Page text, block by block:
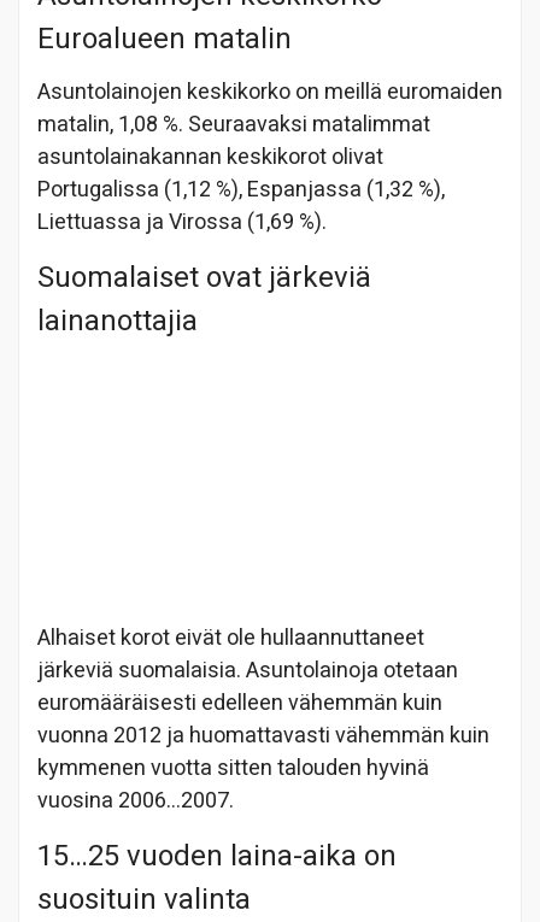
Euroalueen matalin
Asuntolainojen keskikorko on meillä euromaiden
matalin, 1,08 %. Seuraavaksi matalimmat
asuntolainakannan keskikorot olivat
Portugalissa (1,12 %), Espanjassa (1,32 %),
Liettuassa ja Virossa (1,69 %).
Suomalaiset ovat järkeviä
lainanottajia
Alhaiset korot eivät ole hullaannuttaneet
järkeviä suomalaisia. Asuntolainoja otetaan
euromääräisesti edelleen vähemmän kuin
vuonna 2012 ja huomattavasti vähemmän kuin
kymmenen vuotta sitten talouden hyvinä
vuosina 2006…2007.
15…25 vuoden laina-aika on
suosituin valinta